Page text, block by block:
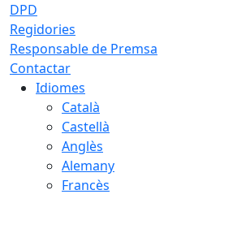
DPD
Regidories
Responsable de Premsa
Contactar
Idiomes
Català
Castellà
Anglès
Alemany
Francès